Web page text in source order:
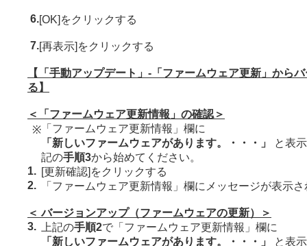
6. [OK]をクリックする
7. [再表示]をクリックする
【「手動アップデート」-「ファームウェア更新」から
る】
＜「ファームウェア更新情報」の確認＞
※ 「ファームウェア更新情報」欄に
「新しいファームウェアがあります。・・・」
と表
記の手順3から始めてください。
1.
[更新確認]をクリックする
2.
「ファームウェア更新情報」欄にメッセージが表示
＜ バージョンアップ（ファームウェアの更新）＞
3. 上記の手順2で「ファームウェア更新情報」欄に
「新しいファームウェアがあります。・・・」
と表